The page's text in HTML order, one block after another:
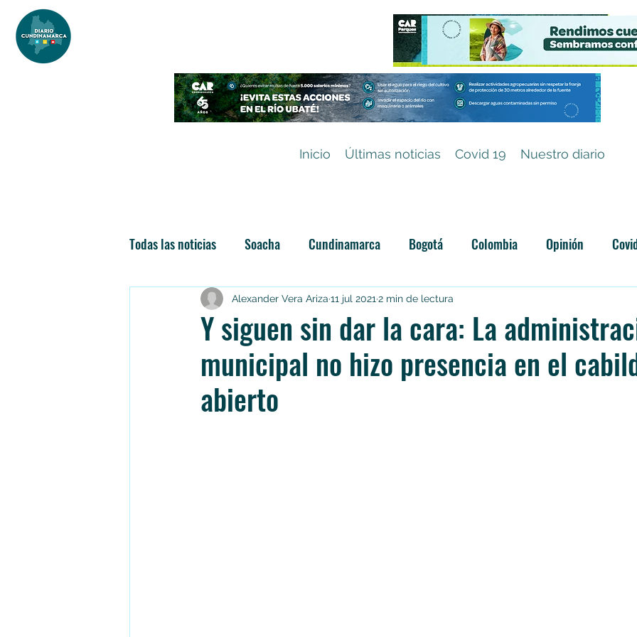
Inicio Últimas noticias Covid 19 Nuestro diario
Todas las noticias Soacha Cundinamarca Bogotá Colombia Opinión
Las nuevas soachunidades Categoría sin título
Y siguen sin dar la cara: La
municipal no hizo presencia en el
abierto
Alexander Vera Ariza 11 jul 2021 2 min de lectura